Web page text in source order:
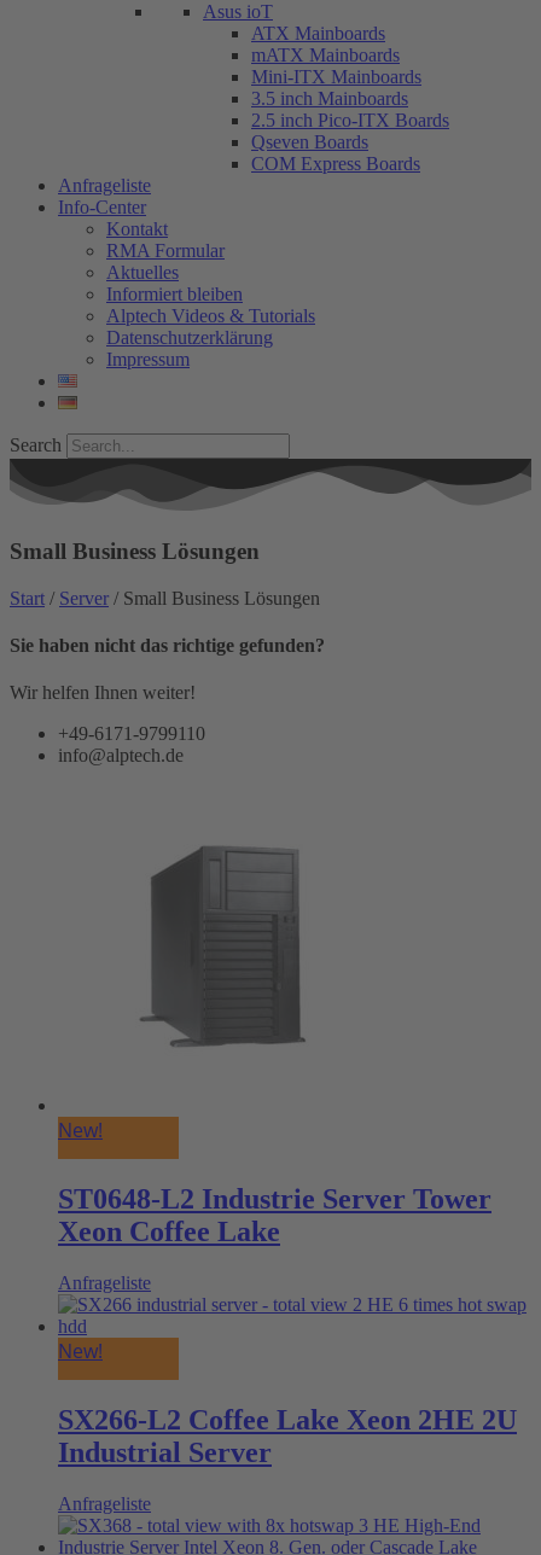
Asus ioT
ATX Mainboards
mATX Mainboards
Mini-ITX Mainboards
3.5 inch Mainboards
2.5 inch Pico-ITX Boards
Qseven Boards
COM Express Boards
Anfrageliste
Info-Center
Kontakt
RMA Formular
Aktuelles
Informiert bleiben
Alptech Videos & Tutorials
Datenschutzerklärung
Impressum
Search
Small Business Lösungen
Start / Server / Small Business Lösungen
Sie haben nicht das richtige gefunden?
Wir helfen Ihnen weiter!
+49-6171-9799110
info@alptech.de
New!
ST0648-L2 Industrie Server Tower
Xeon Coffee Lake
Anfrageliste
New!
SX266-L2 Coffee Lake Xeon 2HE 2U
Industrial Server
Anfrageliste